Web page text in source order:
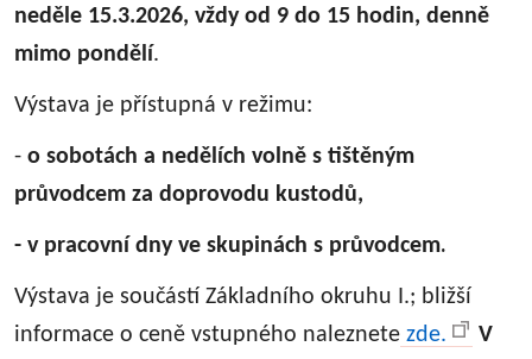
neděle 15.3.2026, vždy od 9 do 15 hodin, denně
mimo pondělí.
Výstava je přístupná v režimu:
- o sobotách a nedělích volně s tištěným
průvodcem za doprovodu kustodů,
- v pracovní dny ve skupinách s průvodcem.
Výstava je součástí Základního okruhu I.; bližší
informace o ceně vstupného naleznete zde.
V